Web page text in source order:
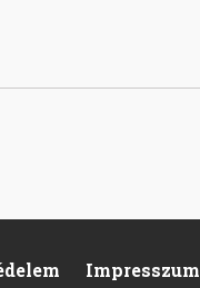
Impresszum